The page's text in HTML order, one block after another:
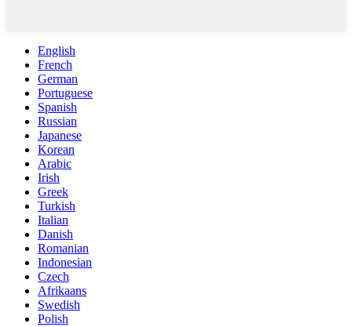
English
French
German
Portuguese
Spanish
Russian
Japanese
Korean
Arabic
Irish
Greek
Turkish
Italian
Danish
Romanian
Indonesian
Czech
Afrikaans
Swedish
Polish